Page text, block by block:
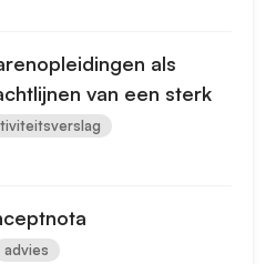
als
van een sterk
advies